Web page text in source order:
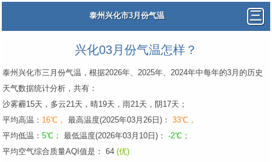
泰州兴化市3月份气温
兴化03月份气温怎样？
泰州兴化市三月份气温，根据2026年、2025年、2024年中每年的3月的历史
天气数据统计分析，共有：
沙雾霾15天，多云21天，晴19天，雨21天，阴17天；
平均高温： 16℃， 最高温度(2025年03月26日)： 33℃，
平均低温： 5℃； 最低温度(2026年03月10日)： -2℃；
平均空气综合质量AQI值是： 64 (优)